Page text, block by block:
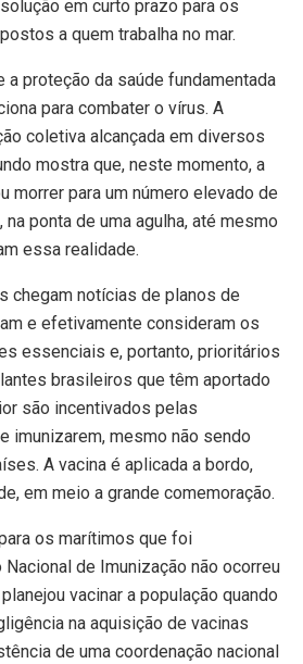
em curto prazo para os
a quem trabalha no mar.
a proteção da saúde fundamentada
para combater o vírus. A
coletiva alcançada em diversos
mostra que, neste momento, a
morrer para um número elevado de
ponta de uma agulha, até mesmo
essa realidade.
chegam notícias de planos de
e efetivamente consideram os
essenciais e, portanto, prioritários
brasileiros que têm aportado
são incentivados pelas
imunizarem, mesmo não sendo
A vacina é aplicada a bordo,
em meio a grande comemoração.
os marítimos que foi
de Imunização não ocorreu
vacinar a população quando
na aquisição de vacinas
de uma coordenação nacional